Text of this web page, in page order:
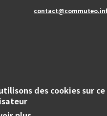
- Autorité organisatrice
des cookies sur